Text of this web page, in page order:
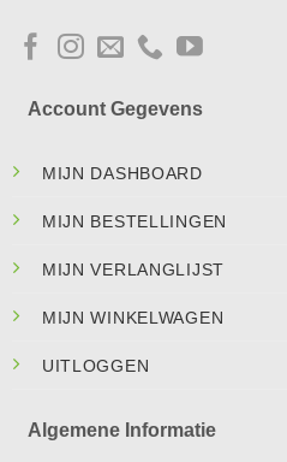
Account Gegevens
MIJN DASHBOARD
MIJN BESTELLINGEN
MIJN VERLANGLIJST
MIJN WINKELWAGEN
UITLOGGEN
Algemene Informatie